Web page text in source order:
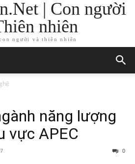
| Con người
nhiên
người và thiên nhiên
năng lượng
vực APEC
0